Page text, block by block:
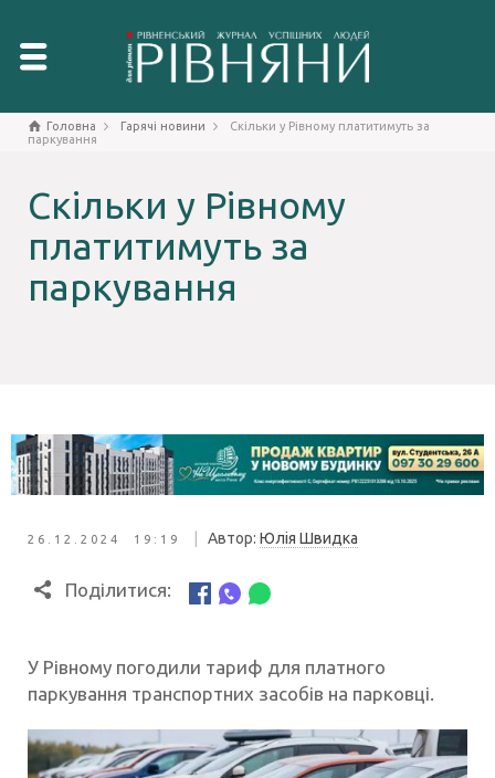
Головна Гарячі новини
Скільки у Рівному платитимуть за
паркування
Скільки у Рівному
платитимуть за
паркування
26.12.2024 19:19 Автор: Юлія Швидка
Поділитися:
У Рівному погодили тариф для платного
паркування транспортних засобів на парковці.